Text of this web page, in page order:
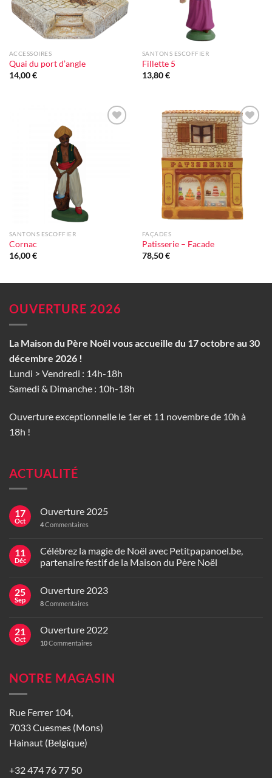
ACCESSOIRES
Quai du port d’angle
14,00€
SANTONS ESCOFFIER
Fillette 5
13,80€
SANTONS ESCOFFIER
Cornac
16,00€
Ajouter
à la liste
d'envie
FAÇADES
Patisserie – Facade
78,50€
OUVERTURE 2026
La Maison du Père Noël vous accueille du 17 octobre au 30
décembre 2026 !
Lundi > Vendredi : 14h-18h
Samedi & Dimanche : 10h-18h
Ouverture exceptionnelle le 1er et 11 novembre de 10h à
18h !
ACTUALITÉ
17
Oct
Ouverture 2025
4Commentaires
11
Déc
Célébrez la magie de Noël avec Petitpapanoel.be,
partenaire festif de la Maison du Père Noël
25
Sep
Ouverture 2023
8Commentaires
21
Oct
Ouverture 2022
10Commentaires
NOTRE MAGASIN
Rue Ferrer 104,
7033 Cuesmes (Mons)
Hainaut (Belgique)
+32 474 76 77 50